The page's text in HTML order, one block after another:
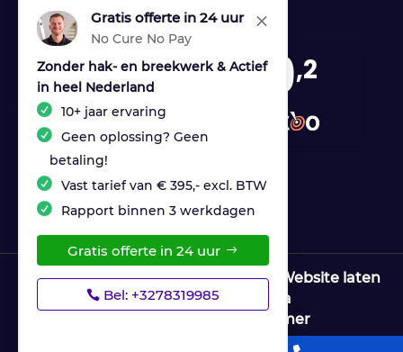
M
Gratis offerte in 24 uur
No Cure No Pay
Zonder hak- en breekwerk & Actief
in heel Nederland
10+ jaar ervaring
Geen oplossing? Geen
betaling!
Vast tarief van € 395,- excl. BTW
Rapport binnen 3 werkdagen
Gratis offerte in 24 uur
Bel: +3278319985
9,2
provided by
© Copyright Ultrices Lekdetectie |
Website laten
maken door Flexamedia
Disclaimer